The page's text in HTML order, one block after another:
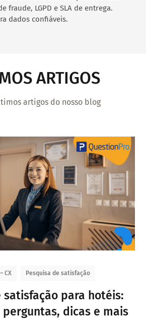
fraude, LGPD e SLA de entrega.
dados confiáveis.
ARTIGOS
artigos do nosso blog
CX Pesquisa de satisfação
satisfação para hotéis:
dicas e mais